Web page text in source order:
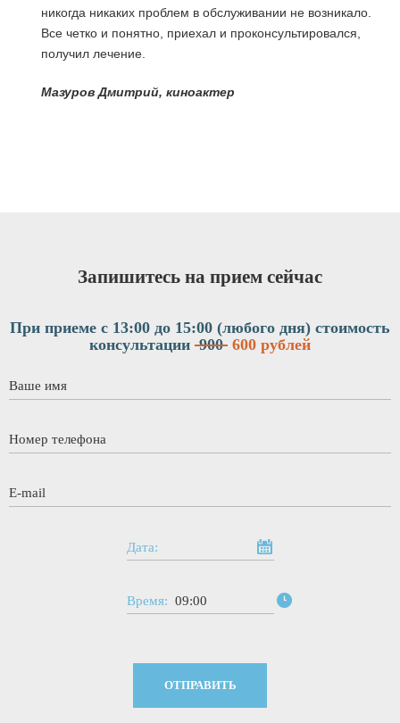
никогда никаких проблем в обслуживании не возникало.
Все четко и понятно, приехал и проконсультировался,
получил лечение.
Мазуров Дмитрий, киноактер
Запишитесь на прием сейчас
При приеме с 13:00 до 15:00 (любого дня) стоимость
консультации 900 600 рублей
Ваше имя
Номер телефона
E-mail
Дата:
Время: 09:00